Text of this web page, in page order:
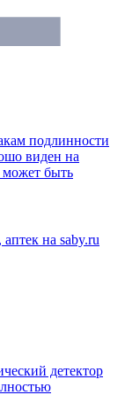
подлинности
виден на
может быть
детектор